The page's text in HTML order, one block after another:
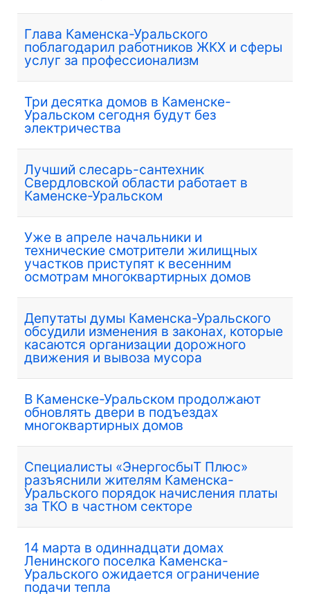
Глава Каменска-Уральского
поблагодарил работников ЖКХ и сферы
услуг за профессионализм
Три десятка домов в Каменске-
Уральском сегодня будут без
электричества
Лучший слесарь-сантехник
Свердловской области работает в
Каменске-Уральском
Уже в апреле начальники и
технические смотрители жилищных
участков приступят к весенним
осмотрам многоквартирных домов
Депутаты думы Каменска-Уральского
обсудили изменения в законах, которые
касаются организации дорожного
движения и вывоза мусора
В Каменске-Уральском продолжают
обновлять двери в подъездах
многоквартирных домов
Специалисты «ЭнергосбыТ Плюс»
разъяснили жителям Каменска-
Уральского порядок начисления платы
за ТКО в частном секторе
14 марта в одиннадцати домах
Ленинского поселка Каменска-
Уральского ожидается ограничение
подачи тепла